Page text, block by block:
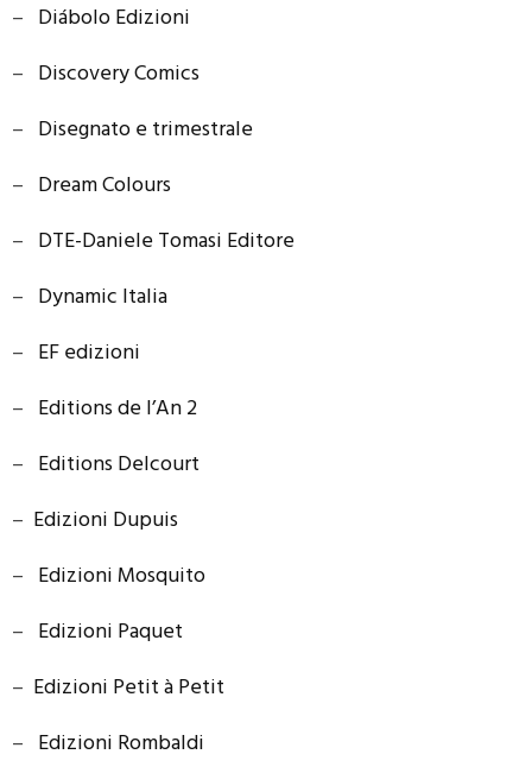
– Diábolo Edizioni
– Discovery Comics
– Disegnato e trimestrale
– Dream Colours
– DTE-Daniele Tomasi Editore
– Dynamic Italia
– EF edizioni
– Editions de l’An 2
– Editions Delcourt
– Edizioni Dupuis
– Edizioni Mosquito
– Edizioni Paquet
– Edizioni Petit à Petit
– Edizioni Rombaldi